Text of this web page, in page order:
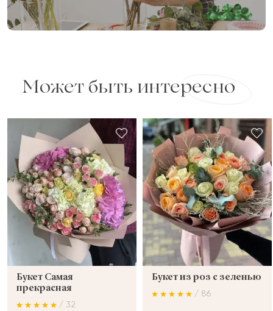
Может быть интересно
Букет Самая
прекрасная
/ 32
Букет из роз с зеленью
/ 86